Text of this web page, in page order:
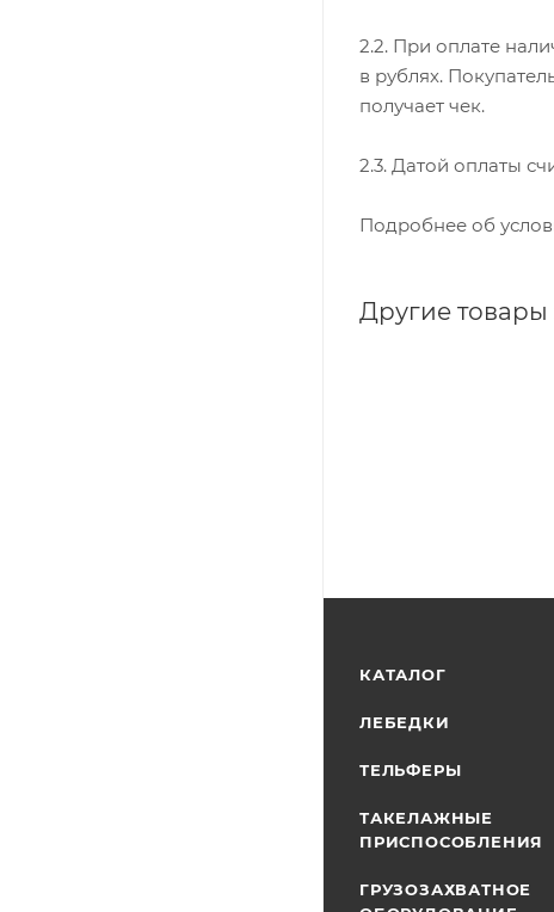
2.2. При оплате
в рублях.
получает чек.
2.3. Датой оплаты
Подробнее об
Другие товары
КАТАЛОГ
ЛЕБЕДКИ
ТЕЛЬФЕРЫ
ТАКЕЛАЖНЫЕ
ПРИСПОСОБЛЕНИЯ
ГРУЗОЗАХВАТНОЕ